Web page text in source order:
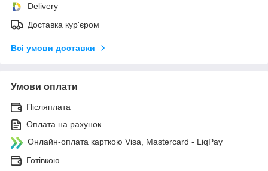
Delivery
Доставка кур'єром
Всі умови доставки
Умови оплати
Післяплата
Оплата на рахунок
Онлайн-оплата карткою Visa, Mastercard - LiqPay
Готівкою